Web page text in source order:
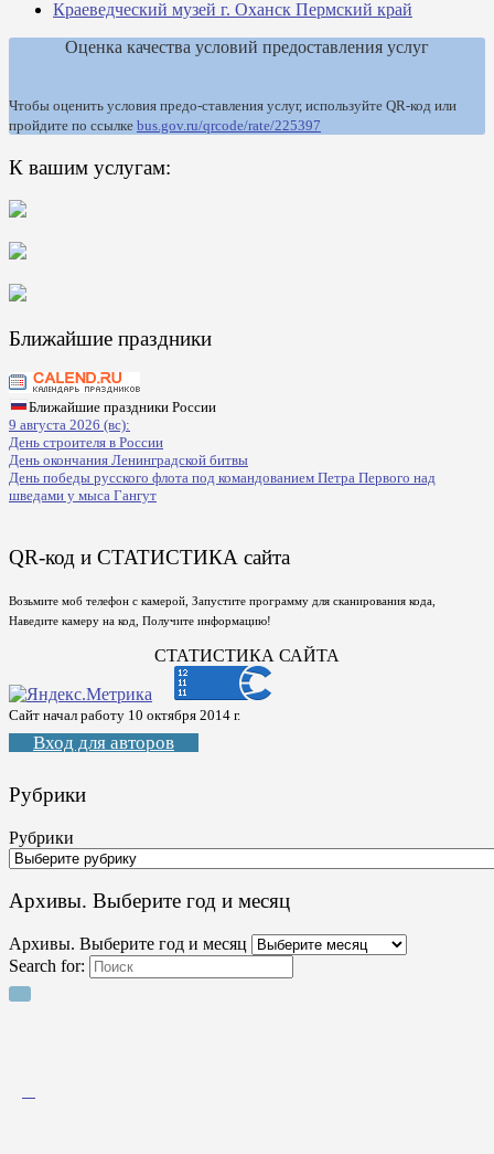
Краеведческий музей г. Оханск Пермский край
Оценка качества условий предоставления услуг
Чтобы оценить условия предо-ставления услуг, используйте QR-код или
пройдите по ссылке bus.gov.ru/qrcode/rate/225397
К вашим услугам:
Ближайшие праздники
Ближайшие праздники России
9 августа 2026 (вс):
День строителя в России
День окончания Ленинградской битвы
День победы русского флота под командованием Петра Первого над
шведами у мыса Гангут
QR-код и СТАТИСТИКА сайта
Возьмите моб телефон с камерой, Запустите программу для сканирования кода,
Наведите камеру на код, Получите информацию!
СТАТИСТИКА САЙТА
Сайт начал работу 10 октября 2014 г.
Вход для авторов
Рубрики
Рубрики
Архивы. Выберите год и месяц
Архивы. Выберите год и месяц
Search for: